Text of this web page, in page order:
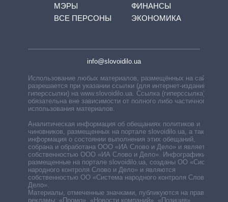
МЭРЫ
ВСЕ ПЕРСОНЫ
ФИНАНСЫ
ЭКОНОМИКА
info@slovoidilo.ua
Использование любых материалов, размещённых на сайте,
разрешается при указании ссылки (для интернет-изданий —
гиперссылки) на www.slovoidilo.ua. Ссылка (гиперссылка)
обязательна вне зависимости от полного либо частичного
использования материалов.
Аналитическая информация об обещаниях политиков и
чиновников, размещенных на портале slovoidilo.ua, а также
информация о состоянии выполнения этих обещаний,
собрана и обработана ООО «ИА Слово и Дело» и является
собственностью ООО «ИА Слово и Дело». Инфографики,
размещенные на портале slovoidilo.ua, созданы ОО «Система
народного контроля Слово и Дело» и являются
собственностью ОО «Система народного контроля Слово и
Дело».
Материалы, отмеченные значками, публикуются на правах
рекламы: «Промо», «Новости компаний», «Позиция»,